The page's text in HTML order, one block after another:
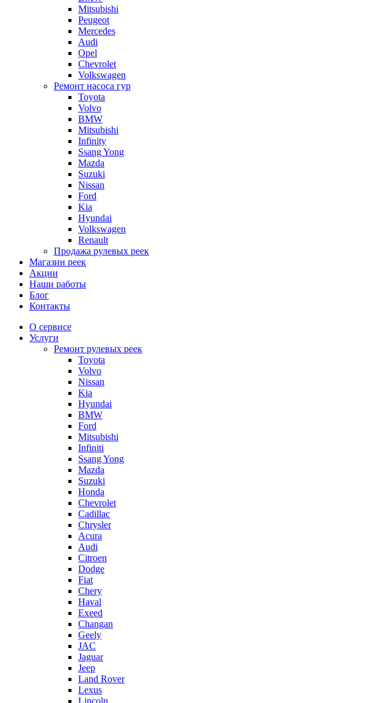
Mitsubishi
Peugeot
Mercedes
Audi
Opel
Chevrolet
Volkswagen
Ремонт насоса гур
Toyota
Volvo
BMW
Mitsubishi
Infinity
Ssang Yong
Mazda
Suzuki
Nissan
Ford
Kia
Hyundai
Volkswagen
Renault
Продажа рулевых реек
Магазин реек
Акции
Наши работы
Блог
Контакты
О сервисе
Услуги
Ремонт рулевых реек
Toyota
Volvo
Nissan
Kia
Hyundai
BMW
Ford
Mitsubishi
Infiniti
Ssang Yong
Mazda
Suzuki
Honda
Chevrolet
Cadillac
Chrysler
Acura
Audi
Citroen
Dodge
Fiat
Chery
Haval
Exeed
Changan
Geely
JAC
Jaguar
Jeep
Land Rover
Lexus
Lincoln